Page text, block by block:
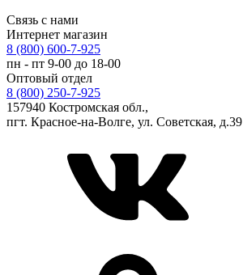
Связь с нами
Интернет магазин
8 (800) 600-7-925
пн - пт 9-00 до 18-00
Оптовый отдел
8 (800) 250-7-925
157940 Костромская обл.,
пгт. Красное-на-Волге, ул. Советская, д.39